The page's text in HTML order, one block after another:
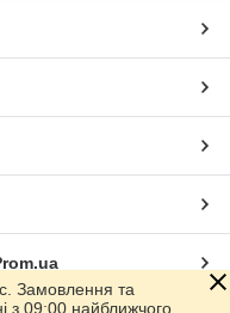
Замовлення та
з 09:00 найближчого